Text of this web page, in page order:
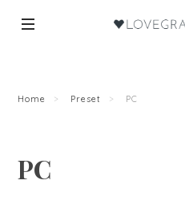
Home Preset PC
PC